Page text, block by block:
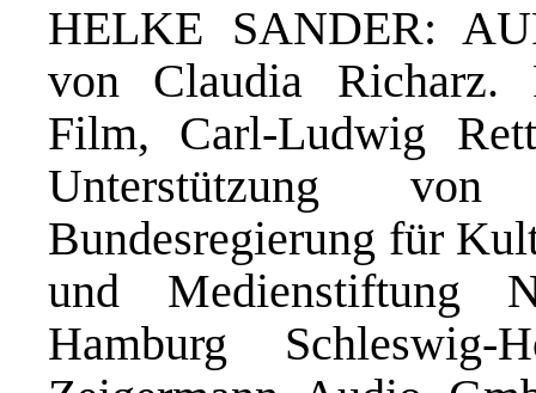
HELKE SANDER:
von Claudia Richarz.
Film, Carl-Ludwig
Unterstützung
Bundesregierung für
und Medienstiftung
Hamburg